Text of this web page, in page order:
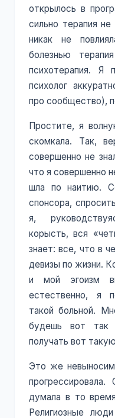
открылось в
сильно терапия не
никак не
болезнью
психотерапия. Я
психолог
про сообщество),
Простите, я
скомкала. Так,
совершенно не
что я совершенно
шла по наитию.
спонсора,
я,
корысть, вся
знает: все, что в
девизы по жизни.
и мой эгоизм
естественно, я
такой больной.
будешь вот так
получать вот
Это же
думала в то
Религиозные